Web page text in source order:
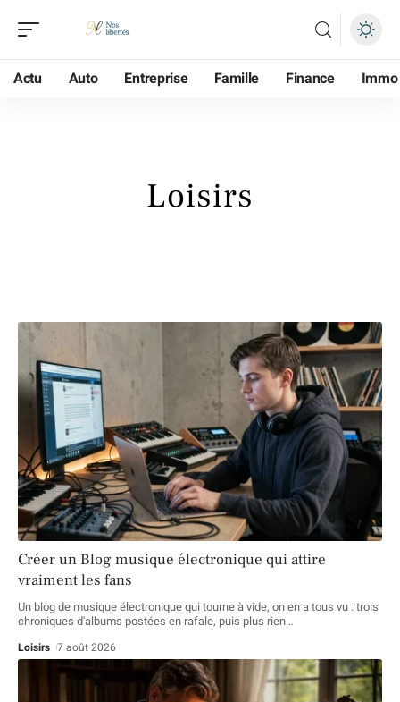
Actu Auto Entreprise Famille Finance Immo
Loisirs
Créer un Blog musique électronique qui attire
vraiment les fans
Un blog de musique électronique qui tourne à vide, on en a tous vu : trois
chroniques d'albums postées en rafale, puis plus rien…
Loisirs 7 août 2026